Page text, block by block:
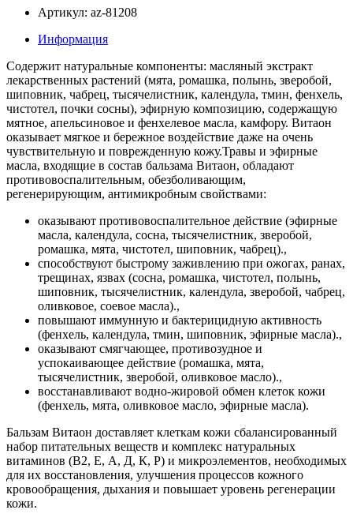
Артикул: az-81208
Информация
Содержит натуральные компоненты: масляный экстракт
лекарственных растений (мята, ромашка, полынь, зверобой,
шиповник, чабрец, тысячелистник, календула, тмин, фенхель,
чистотел, почки сосны), эфирную композицию, содержащую
мятное, апельсиновое и фенхелевое масла, камфору. Витаон
оказывает мягкое и бережное воздействие даже на очень
чувствительную и поврежденную кожу.Травы и эфирные
масла, входящие в состав бальзама Витаон, обладают
противовоспалительным, обезболивающим,
регенерирующим, антимикробным свойствами:
оказывают противовоспалительное действие (эфирные
масла, календула, сосна, тысячелистник, зверобой,
ромашка, мята, чистотел, шиповник, чабрец).,
способствуют быстрому заживлению при ожогах, ранах,
трещинах, язвах (сосна, ромашка, чистотел, полынь,
шиповник, тысячелистник, календула, зверобой, чабрец,
оливковое, соевое масла).,
повышают иммунную и бактерицидную активность
(фенхель, календула, тмин, шиповник, эфирные масла).,
оказывают смягчающее, противозудное и
успокаивающее действие (ромашка, мята,
тысячелистник, зверобой, оливковое масло).,
восстанавливают водно-жировой обмен клеток кожи
(фенхель, мята, оливковое масло, эфирные масла).
Бальзам Витаон доставляет клеткам кожи сбалансированный
набор питательных веществ и комплекс натуральных
витаминов (В2, Е, А, Д, К, Р) и микроэлементов, необходимых
для их восстановления, улучшения процессов кожного
кровообращения, дыхания и повышает уровень регенерации
кожи.